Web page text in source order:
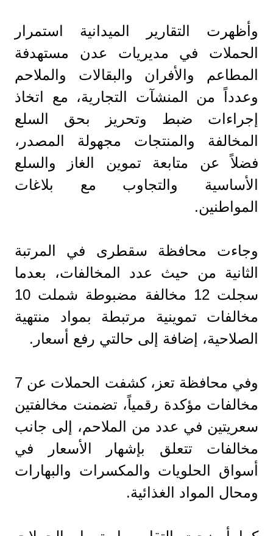
وأظهرت التقارير الميدانية استمرار
الحملات في مديريات عدن مستهدفة
المطاعم والأفران والبقالات والملاحم
وعدداً من المنشآت التجارية، مع اتخاذ
إجراءات ضبط وتحريز بحق السلع
المخالفة والمنتجات مجهولة المصدر،
فضلاً عن متابعة تموين الغاز والسلع
الأساسية والتجاوب مع بلاغات
المواطنين.
وجاءت محافظة سقطرى في المرتبة
الثانية من حيث عدد المخالفات، بعدما
سجلت 12 مخالفة مضبوطة شملت 10
مخالفات تموينية مرتبطة بمواد منتهية
الصلاحية، إضافة إلى حالتي رفع أسعار.
وفي محافظة تعز، كشفت الحملات عن 7
مخالفات مؤكدة رقمياً، تضمنت مخالفتين
سعريتين في عدد من الملاحم، إلى جانب
مخالفات تتعلق بإشهار الأسعار في
أسواق الحلويات والمكسرات والبهارات
ومحال المواد الغذائية.